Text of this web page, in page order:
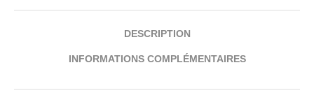
DESCRIPTION
INFORMATIONS COMPLÉMENTAIRES